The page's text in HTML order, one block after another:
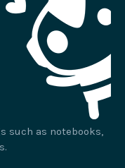
such as notebooks,